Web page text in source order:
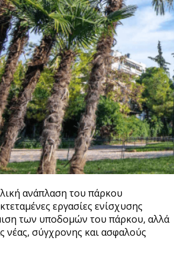
ανάπλαση του πάρκου
εργασίες ενίσχυσης
των υποδομών του πάρκου, αλλά
νέας, σύγχρονης και ασφαλούς